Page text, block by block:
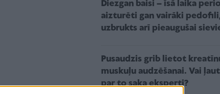
Diezgan baisi – īsā laika
aizturēti gan vairāki
uzbrukts arī pieaugušai
Pusaudzis grib lietot
muskuļu audzēšanai. Vai
par to saka eksperti?